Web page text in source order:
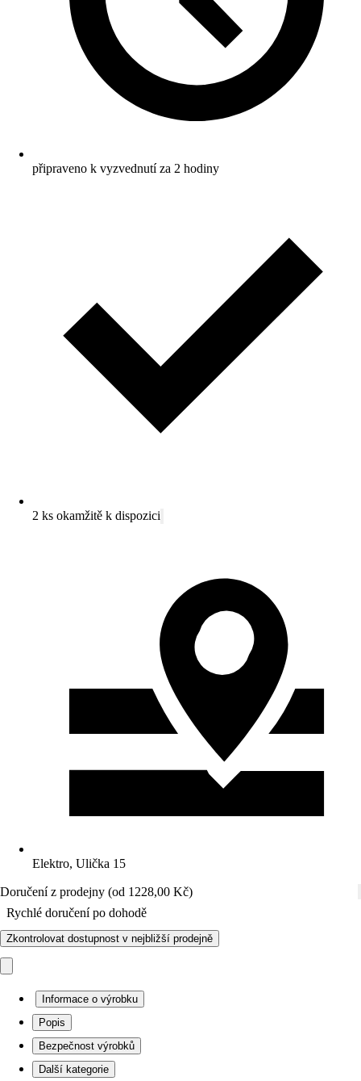
připraveno k vyzvednutí za 2 hodiny
2 ks okamžitě k dispozici
Elektro, Ulička 15
Doručení z prodejny (od 1228,00 Kč)
Rychlé doručení po dohodě
Zkontrolovat dostupnost v nejbližší prodejně
Informace o výrobku
Popis
Bezpečnost výrobků
Další kategorie